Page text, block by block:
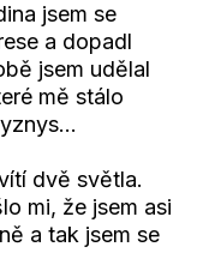
jsem se
a dopadl
jsem udělal
mě stálo
dvě světla.
mi, že jsem asi
a tak jsem se